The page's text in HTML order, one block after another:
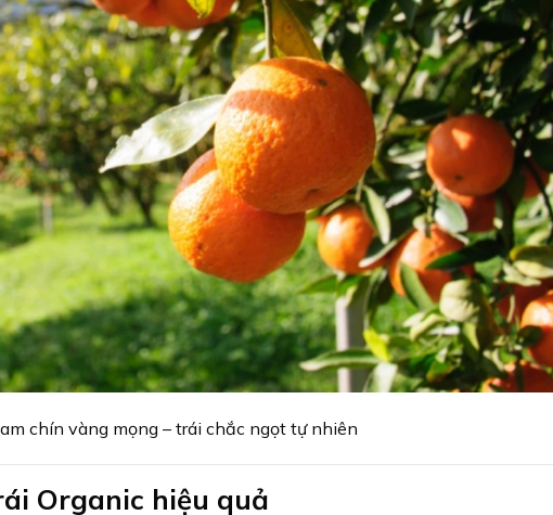
chín vàng mọng – trái chắc ngọt tự nhiên
Organic hiệu quả